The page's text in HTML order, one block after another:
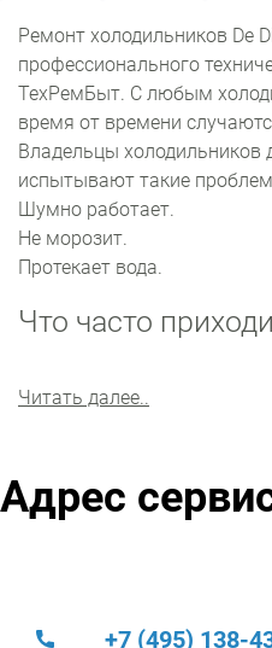
Ремонт холодильников De
профессионального
ТехРемБыт. С любым
время от времени
Владельцы холодильников
испытывают такие
Шумно работает.
Не морозит.
Протекает вода.
Что часто
Наши инженеры быстро
или фильтр-осушителя.
восстанавливать мотор-
поломку. Ремонтные
Читать далее..
Адрес
+7 (495) 138-